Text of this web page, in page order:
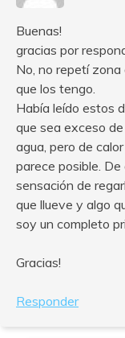
Buenas!
gracias por
No, no repetí
que los tengo.
Había leído estos
que sea exceso
agua, pero de
parece posible.
sensación de
que llueve y algo
soy un completo
Gracias!
Responder